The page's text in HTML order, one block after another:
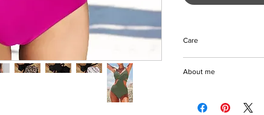
Care
Please do not iron or
About me
comfortable, and